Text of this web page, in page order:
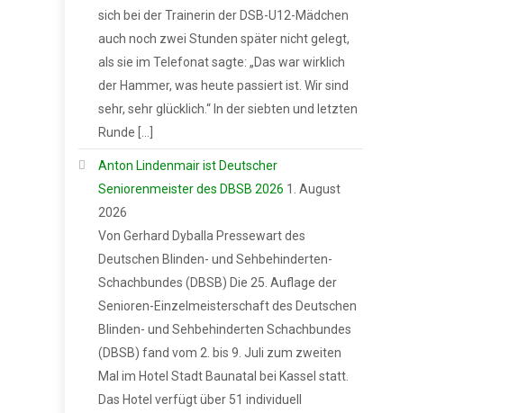
sich bei der Trainerin der DSB-U12-Mädchen
auch noch zwei Stunden später nicht gelegt,
als sie im Telefonat sagte: „Das war wirklich
der Hammer, was heute passiert ist. Wir sind
sehr, sehr glücklich.“ In der siebten und letzten
Runde […]
Anton Lindenmair ist Deutscher
Seniorenmeister des DBSB 2026 1. August
2026
Von Gerhard Dyballa Pressewart des
Deutschen Blinden- und Sehbehinderten-
Schachbundes (DBSB) Die 25. Auflage der
Senioren-Einzelmeisterschaft des Deutschen
Blinden- und Sehbehinderten Schachbundes
(DBSB) fand vom 2. bis 9. Juli zum zweiten
Mal im Hotel Stadt Baunatal bei Kassel statt.
Das Hotel verfügt über 51 individuell